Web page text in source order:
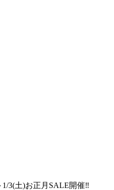
1/3(土)お正月SALE開催‼